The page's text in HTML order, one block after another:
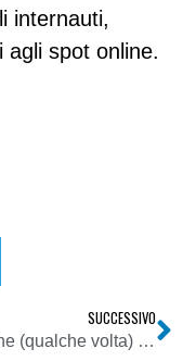
internauti,
spot online.
SUCCESSIVO
I mali che (qualche volta) non nuocciono